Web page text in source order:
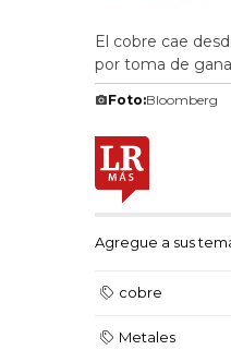
El cobre cae
por toma de
Foto:Bloomberg
Agregue a sus
cobre
Metales